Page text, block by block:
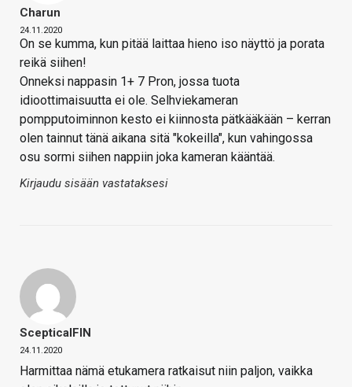
Charun
24.11.2020
On se kumma, kun pitää laittaa hieno iso näyttö ja porata
reikä siihen!
Onneksi nappasin 1+ 7 Pron, jossa tuota
idioottimaisuutta ei ole. Selhviekameran
pompputoiminnon kesto ei kiinnosta pätkääkään – kerran
olen tainnut tänä aikana sitä "kokeilla", kun vahingossa
osu sormi siihen nappiin joka kameran kääntää.
Kirjaudu sisään vastataksesi
ScepticalFIN
24.11.2020
Harmittaa nämä etukamera ratkaisut niin paljon, vaikka